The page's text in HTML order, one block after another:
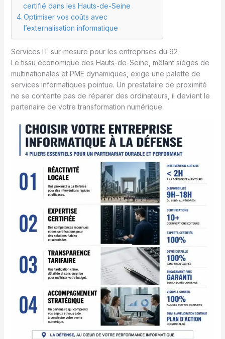
certifié dans les Hauts-de-Seine
Optimiser vos coûts avec
l’externalisation informatique
Services IT sur-mesure pour les entreprises du 92
Le tissu économique des Hauts-de-Seine, mêlant sièges de
multinationales et PME dynamiques, exige une palette de
services informatiques pointue. Un prestataire de proximité
ne se contente pas de réparer des ordinateurs, il devient le
partenaire de votre transformation numérique.